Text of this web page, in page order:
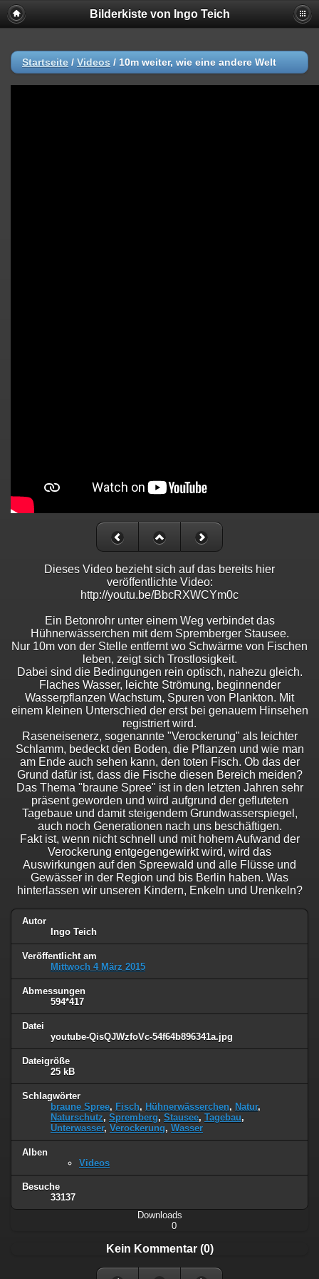
Bilderkiste von Ingo Teich
Startseite / Videos / 10m weiter, wie eine andere Welt
Dieses Video bezieht sich auf das bereits hier
veröffentlichte Video:
http://youtu.be/BbcRXWCYm0c
Ein Betonrohr unter einem Weg verbindet das
Hühnerwässerchen mit dem Spremberger Stausee.
Nur 10m von der Stelle entfernt wo Schwärme von Fischen
leben, zeigt sich Trostlosigkeit.
Dabei sind die Bedingungen rein optisch, nahezu gleich.
Flaches Wasser, leichte Strömung, beginnender
Wasserpflanzen Wachstum, Spuren von Plankton. Mit
einem kleinen Unterschied der erst bei genauem Hinsehen
registriert wird.
Raseneisenerz, sogenannte "Verockerung" als leichter
Schlamm, bedeckt den Boden, die Pflanzen und wie man
am Ende auch sehen kann, den toten Fisch. Ob das der
Grund dafür ist, dass die Fische diesen Bereich meiden?
Das Thema "braune Spree" ist in den letzten Jahren sehr
präsent geworden und wird aufgrund der gefluteten
Tagebaue und damit steigendem Grundwasserspiegel,
auch noch Generationen nach uns beschäftigen.
Fakt ist, wenn nicht schnell und mit hohem Aufwand der
Verockerung entgegengewirkt wird, wird das
Auswirkungen auf den Spreewald und alle Flüsse und
Gewässer in der Region und bis Berlin haben. Was
hinterlassen wir unseren Kindern, Enkeln und Urenkeln?
Autor
Ingo Teich
Veröffentlicht am
Mittwoch 4 März 2015
Abmessungen
594*417
Datei
youtube-QisQJWzfoVc-54f64b896341a.jpg
Dateigröße
25 kB
Schlagwörter
braune Spree, Fisch, Hühnerwässerchen, Natur,
Naturschutz, Spremberg, Stausee, Tagebau,
Unterwasser, Verockerung, Wasser
Alben
Videos
Besuche
33137
Downloads
0
Kein Kommentar (0)